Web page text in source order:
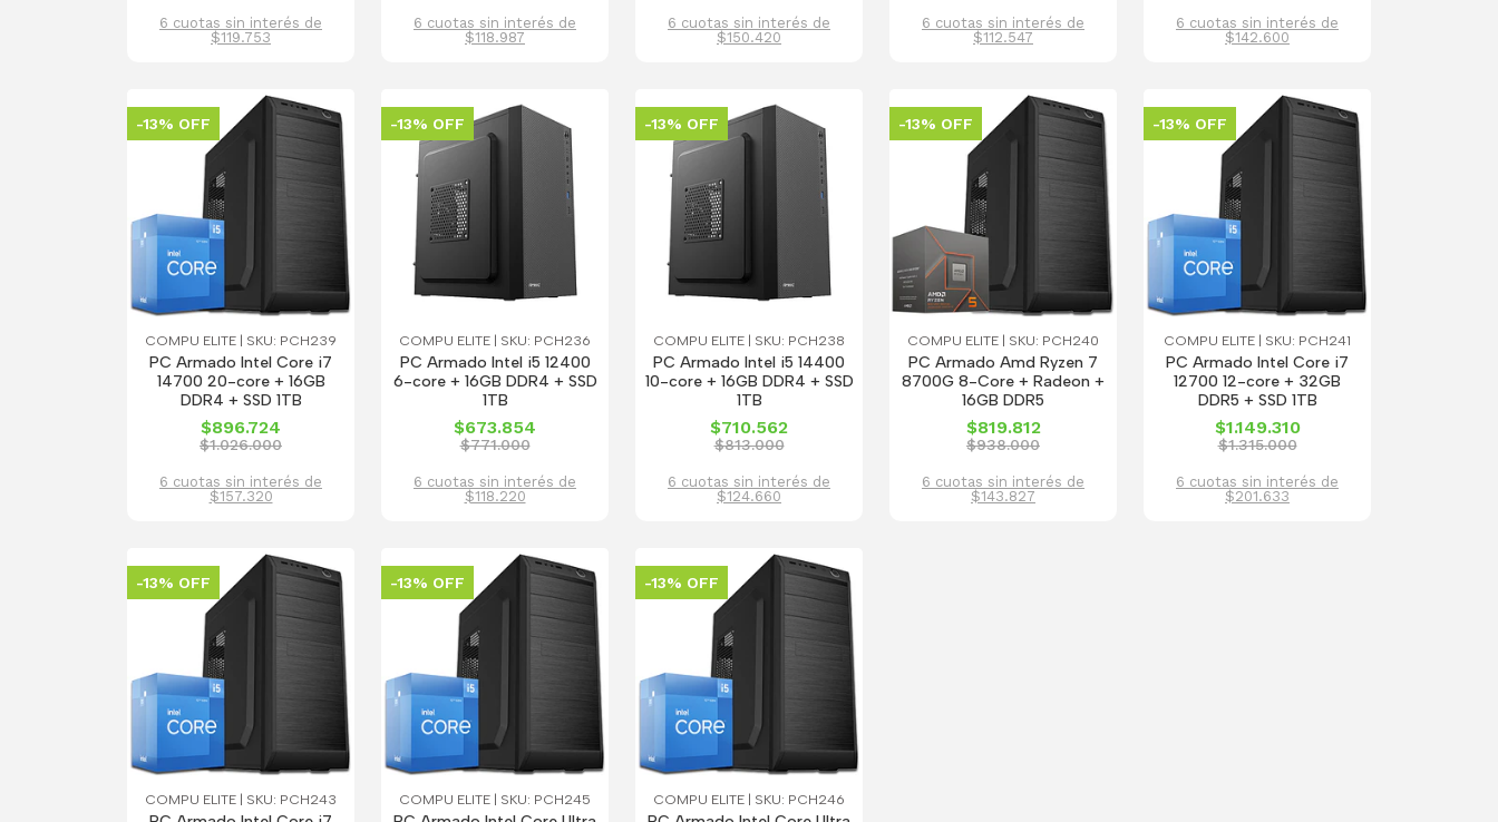
6 cuotas sin interés de
$119.753
6 cuotas sin interés de
$118.987
6 cuotas sin interés de
$150.420
6 cuotas sin interés de
$112.547
6 cuotas sin interés de
$142.600
-13% OFF
COMPU ELITE | SKU: PCH239
PC Armado Intel Core i7
14700 20-core + 16GB
DDR4 + SSD 1TB
$896.724
$1.026.000
6 cuotas sin interés de
$157.320
-13% OFF
COMPU ELITE | SKU: PCH236
PC Armado Intel i5 12400
6-core + 16GB DDR4 + SSD
1TB
$673.854
$771.000
6 cuotas sin interés de
$118.220
-13% OFF
COMPU ELITE | SKU: PCH238
PC Armado Intel i5 14400
10-core + 16GB DDR4 + SSD
1TB
$710.562
$813.000
6 cuotas sin interés de
$124.660
-13% OFF
COMPU ELITE | SKU: PCH240
PC Armado Amd Ryzen 7
8700G 8-Core + Radeon +
16GB DDR5
$819.812
$938.000
6 cuotas sin interés de
$143.827
-13% OFF
COMPU ELITE | SKU: PCH241
PC Armado Intel Core i7
12700 12-core + 32GB
DDR5 + SSD 1TB
$1.149.310
$1.315.000
6 cuotas sin interés de
$201.633
-13% OFF
COMPU ELITE | SKU: PCH243
-13% OFF
COMPU ELITE | SKU: PCH245
-13% OFF
COMPU ELITE | SKU: PCH246